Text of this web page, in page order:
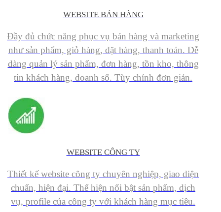
WEBSITE BÁN HÀNG
Đầy đủ chức năng phục vụ bán hàng và marketing
như sản phẩm, giỏ hàng, đặt hàng, thanh toán. Dễ
dàng quản lý sản phẩm, đơn hàng, tồn kho, thông
tin khách hàng, doanh số. Tùy chỉnh đơn giản.
WEBSITE CÔNG TY
Thiết kế website công ty chuyên nghiệp, giao diện
chuẩn, hiện đại. Thể hiện nổi bật sản phẩm, dịch
vụ, profile của công ty với khách hàng mục tiêu.